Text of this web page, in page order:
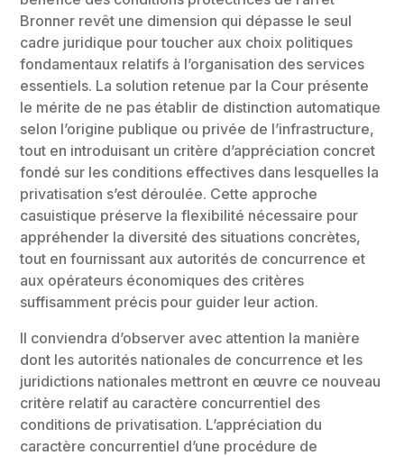
Bronner revêt une dimension qui dépasse le seul
cadre juridique pour toucher aux choix politiques
fondamentaux relatifs à l’organisation des services
essentiels. La solution retenue par la Cour présente
le mérite de ne pas établir de distinction automatique
selon l’origine publique ou privée de l’infrastructure,
tout en introduisant un critère d’appréciation concret
fondé sur les conditions effectives dans lesquelles la
privatisation s’est déroulée. Cette approche
casuistique préserve la flexibilité nécessaire pour
appréhender la diversité des situations concrètes,
tout en fournissant aux autorités de concurrence et
aux opérateurs économiques des critères
suffisamment précis pour guider leur action.
Il conviendra d’observer avec attention la manière
dont les autorités nationales de concurrence et les
juridictions nationales mettront en œuvre ce nouveau
critère relatif au caractère concurrentiel des
conditions de privatisation. L’appréciation du
caractère concurrentiel d’une procédure de